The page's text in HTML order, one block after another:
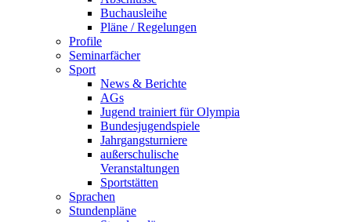
Buchausleihe
Pläne / Regelungen
Profile
Seminarfächer
Sport
News & Berichte
AGs
Jugend trainiert für Olympia
Bundesjugendspiele
Jahrgangsturniere
außerschulische
Veranstaltungen
Sportstätten
Sprachen
Stundenpläne